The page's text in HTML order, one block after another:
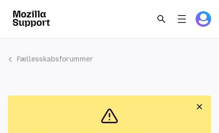
Fællesskabsforummer